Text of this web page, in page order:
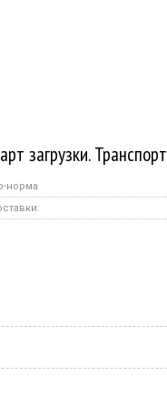
загрузки. Транспорт
норма